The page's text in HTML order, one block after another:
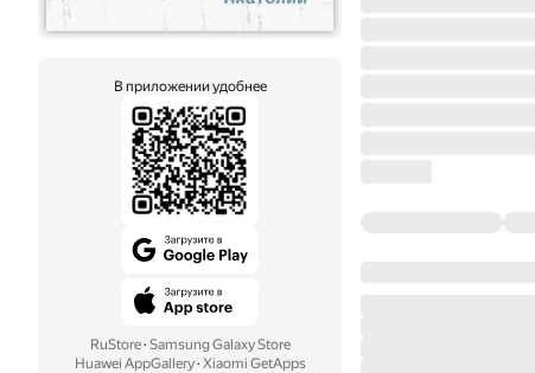
В приложении удобнее
RuStore· Samsung Galaxy Store
Huawei AppGallery· Xiaomi GetApps